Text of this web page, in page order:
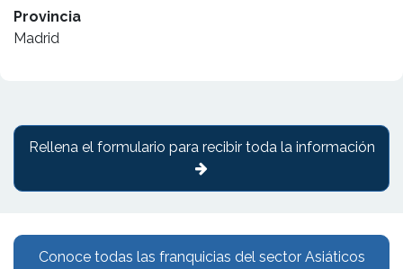
Provincia
Madrid
Conoce todas las franquicias del sector Asiáticos